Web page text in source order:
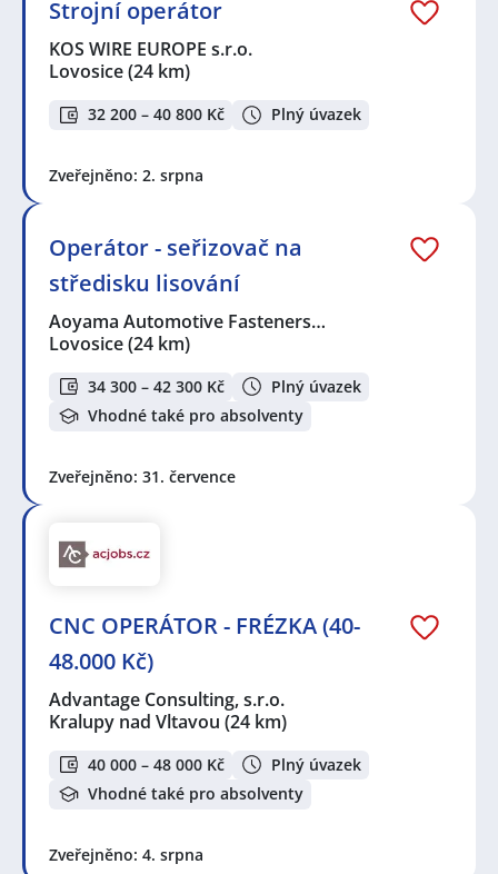
Strojní operátor
KOS WIRE EUROPE s.r.o.
Lovosice(24 km)
32 200 – 40 800 Kč Plný úvazek
Zveřejněno: 2. srpna
Operátor - seřizovač na
středisku lisování
Aoyama Automotive Fasteners…
Lovosice(24 km)
34 300 – 42 300 Kč
Plný úvazek
Vhodné také pro absolventy
Zveřejněno: 31. července
CNC OPERÁTOR - FRÉZKA (40-
48.000 Kč)
Advantage Consulting, s.r.o.
Kralupy nad Vltavou (24 km)
40 000 – 48 000 Kč
Plný úvazek
Vhodné také pro absolventy
Zveřejněno: 4. srpna